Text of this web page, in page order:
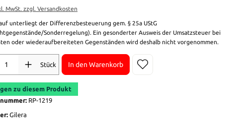
MwSt. zzgl. Versandkosten
unterliegt der Differenzbesteuerung gem. § 25a UStG
Sonderregelung). Ein gesonderter Ausweis der Umsatzsteuer bei
oder wiederaufbereiteten Gegenständen wird deshalb nicht vorgenommen.
Stück
In den Warenkorb
zu diesem Produkt
RP-1219
Gilera